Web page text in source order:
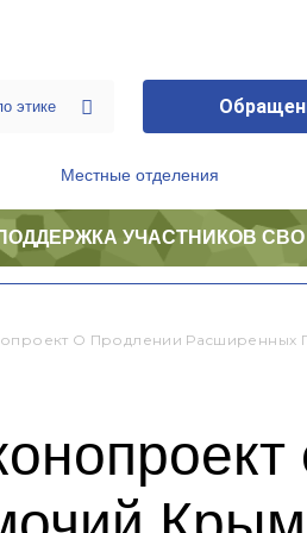
Местные отделения
УЧАСТНИКОВ СВО
О Продлении